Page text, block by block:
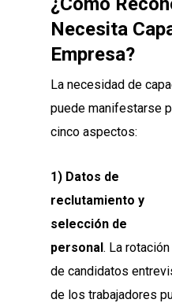
Necesita
Empresa?
La necesidad de
puede manifestarse
cinco aspectos:
1) Datos de
reclutamiento y
selección de
personal. La
de candidatos
de los trabajadores